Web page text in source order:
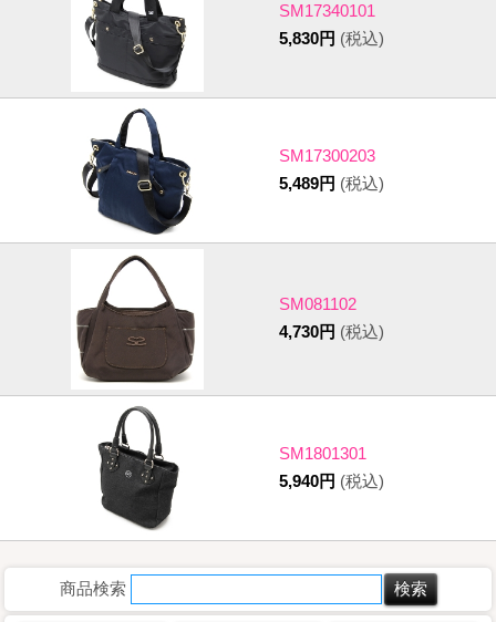
SM17340101
5,830円 (税込)
SM17300203
5,489円 (税込)
SM081102
4,730円 (税込)
SM1801301
5,940円 (税込)
商品検索